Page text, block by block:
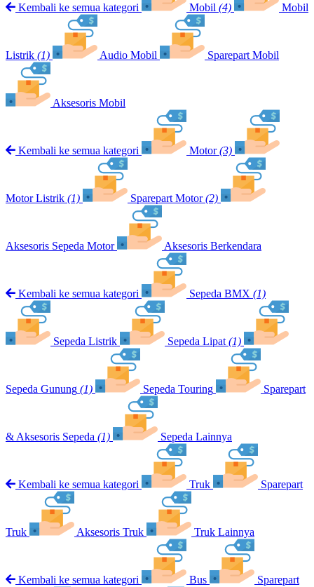
Kembali ke semua kategori Mobil (4) Mobil
Listrik (1) Audio Mobil Sparepart Mobil
Aksesoris Mobil
Kembali ke semua kategori Motor (3)
Motor Listrik (1) Sparepart Motor (2)
Aksesoris Sepeda Motor Aksesoris Berkendara
Kembali ke semua kategori Sepeda BMX (1)
Sepeda Listrik Sepeda Lipat (1)
Sepeda Gunung (1) Sepeda Touring Sparepart
& Aksesoris Sepeda (1) Sepeda Lainnya
Kembali ke semua kategori Truk Sparepart
Truk Aksesoris Truk Truk Lainnya
Kembali ke semua kategori Bus Sparepart